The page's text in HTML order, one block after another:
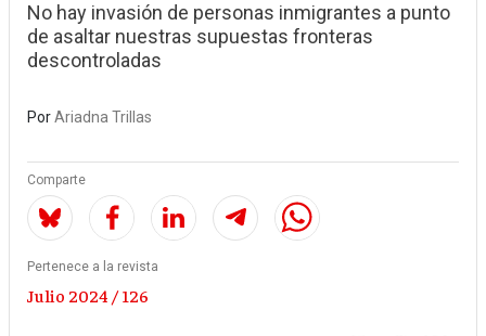
No hay invasión de personas inmigrantes a punto
de asaltar nuestras supuestas fronteras
descontroladas
PorAriadna Trillas
Comparte
Pertenece a la revista
Julio 2024 / 126